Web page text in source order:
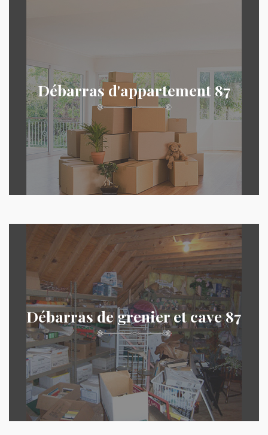
Débarras d'appartement 87
Débarras de grenier et cave 87